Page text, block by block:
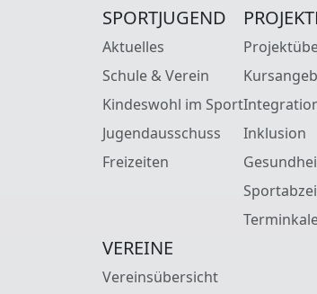
SPORTJUGEND
Aktuelles
Schule & Verein
Kindeswohl im Sport
Jugendausschuss
Freizeiten
Inklusion
VEREINE
Vereinsübersicht